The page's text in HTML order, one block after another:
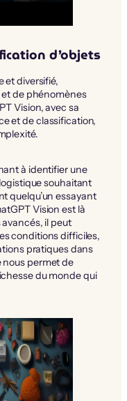
d’objets
et diversifié,
et de phénomènes
Vision, avec sa
et de classification,
à identifier une
souhaitant
quelqu’un essayant
Vision est là
il peut
conditions difficiles,
pratiques dans
permet de
du monde qui